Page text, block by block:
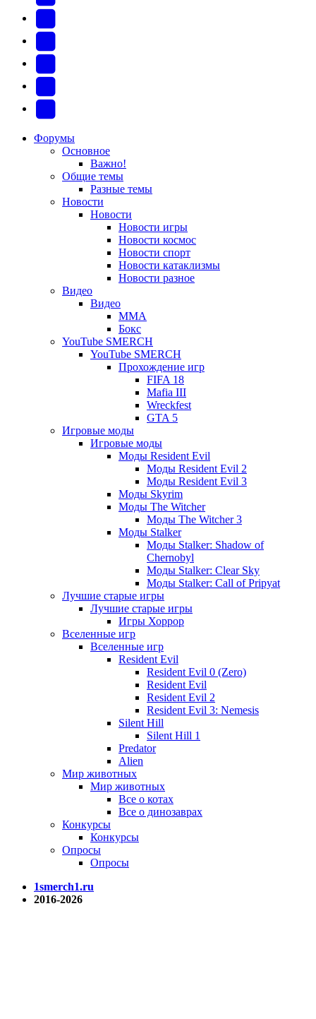
вкладке)
новой
вкладке)
новой
вкладке)
Форумы
Основное
Важно!
Общие темы
Разные темы
Новости
Новости
Новости игры
Новости космос
Новости спорт
Новости катаклизмы
Новости разное
Видео
Видео
ММА
Бокс
YouTube SMERCH
YouTube SMERCH
Прохождение игр
FIFA 18
Mafia III
Wreckfest
GTA 5
Игровые моды
Игровые моды
Моды Resident Evil
Моды Resident Evil 2
Моды Resident Evil 3
Моды Skyrim
Моды The Witcher
Моды The Witcher 3
Моды Stalker
Моды Stalker: Shadow of
Chernobyl
Моды Stalker: Clear Sky
Моды Stalker: Call of Pripyat
Лучшие старые игры
Лучшие старые игры
Игры Хоррор
Вселенные игр
Вселенные игр
Resident Evil
Resident Evil 0 (Zero)
Resident Evil
Resident Evil 2
Resident Evil 3: Nemesis
Silent Hill
Silent Hill 1
Predator
Alien
Мир животных
Мир животных
Все о котах
Все о динозаврах
Конкурсы
Конкурсы
Опросы
Опросы
1smerch1.ru
2016-2026